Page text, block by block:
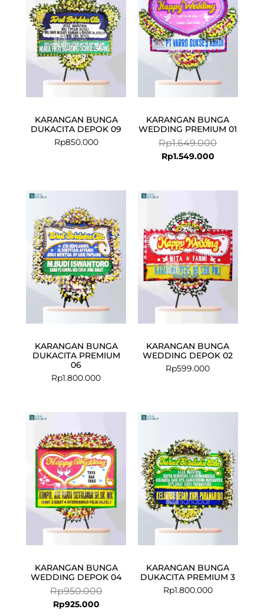
KARANGAN BUNGA
DUKACITA DEPOK 09
Rp850.000
KARANGAN BUNGA
WEDDING PREMIUM 01
Rp1.649.000
Rp1.549.000
Rp1.549.000.
KARANGAN BUNGA
DUKACITA PREMIUM
06
Rp1.800.000
KARANGAN BUNGA
WEDDING DEPOK 02
Rp599.000
KARANGAN BUNGA
WEDDING DEPOK 04
Rp950.000
was:
Rp950.000.
Rp925.000
is:
Rp925.000.
KARANGAN BUNGA
DUKACITA PREMIUM 3
Rp1.800.000